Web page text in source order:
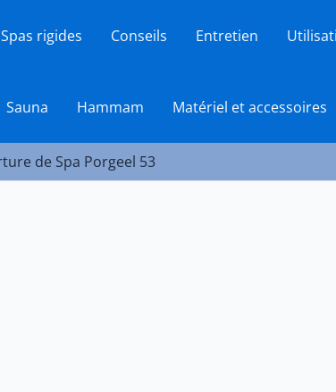
Spas rigides Conseils Entretien
Sauna Hammam Matériel et accessoires
de Spa Porgeel 53